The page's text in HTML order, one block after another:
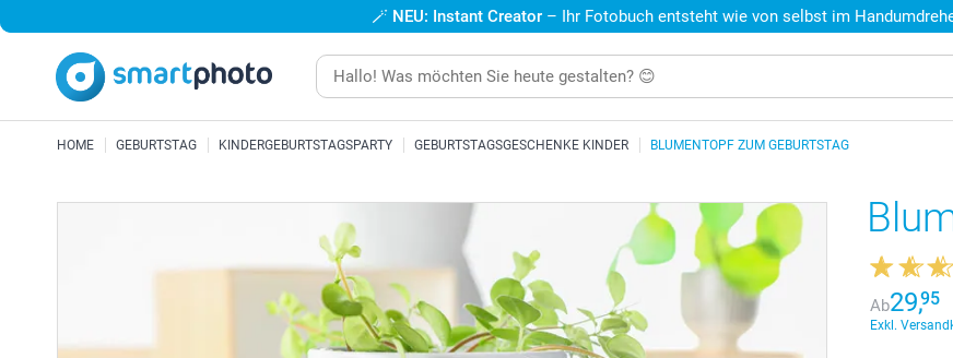
🪄 NEU: Instant Creator – Ihr Fotobuch entsteht wie von selbst im
HOME GEBURTSTAG KINDERGEBURTSTAGSPARTY GEBURTSTAGSGESCHENKE KINDER BLUMENTOPF ZUM GEBURTSTAG
Ab29,95
Exkl.